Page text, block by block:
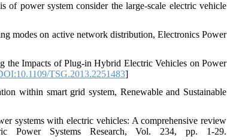
power system consider the large-scale electric vehicle
modes on active network distribution, Electronics Power
the Impacts of Plug-in Hybrid Electric Vehicles on Power
TSG.2013.2251483]
within smart grid system, Renewable and Sustainable
systems with electric vehicles: A comprehensive review
Power Systems Research, Vol. 234, pp. 1-29.